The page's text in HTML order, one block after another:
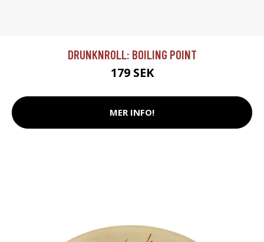
DRUNKNROLL: BOILING POINT
179 SEK
MER INFO!